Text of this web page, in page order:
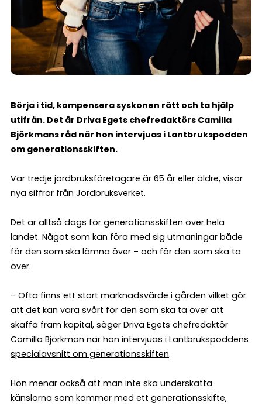
Börja i tid, kompensera syskonen rätt och ta hjälp
utifrån. Det är Driva Egets chefredaktörs Camilla
Björkmans råd när hon intervjuas i Lantbrukspodden
om generationsskiften.
Var tredje jordbruksföretagare är 65 år eller äldre, visar
nya siffror från Jordbruksverket.
Det är alltså dags för generationsskiften över hela
landet. Något som kan föra med sig utmaningar både
för den som ska lämna över – och för den som ska ta
över.
– Ofta finns ett stort marknadsvärde i gården vilket gör
att det kan vara svårt för den som ska ta över att
skaffa fram kapital, säger Driva Egets chefredaktör
Camilla Björkman när hon intervjuas i Lantbrukspoddens
specialavsnitt om generationsskiften.
Hon menar också att man inte ska underskatta
känslorna som kommer med ett generationsskifte,